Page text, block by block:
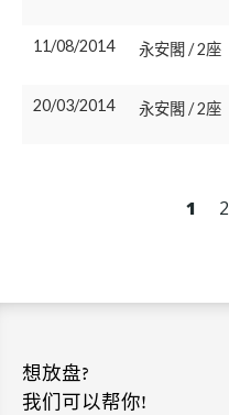
11/08/2014 永安閣 / 2座
20/03/2014 永安閣 / 2座
1 2
想放盘?
我们可以帮你!